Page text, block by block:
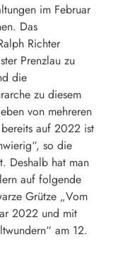
im Februar
Das
Richter
Prenzlau zu
die
zu diesem
von mehreren
auf 2022 ist
so die
Deshalb hat man
auf folgende
Grütze „Vom
2022 und mit
am 12.